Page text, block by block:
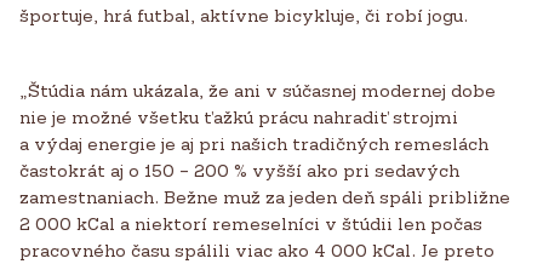
športuje, hrá futbal, aktívne bicykluje, či robí jogu.
„Štúdia nám ukázala, že ani v súčasnej modernej dobe
nie je možné všetku ťažkú prácu nahradiť strojmi
a výdaj energie je aj pri našich tradičných remeslách
častokrát aj o 150 – 200 % vyšší ako pri sedavých
zamestnaniach. Bežne muž za jeden deň spáli približne
2 000 kCal a niektorí remeselníci v štúdii len počas
pracovného času spálili viac ako 4 000 kCal. Je preto